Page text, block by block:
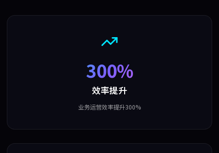
300%
效率提升
业务运营效率提升300%